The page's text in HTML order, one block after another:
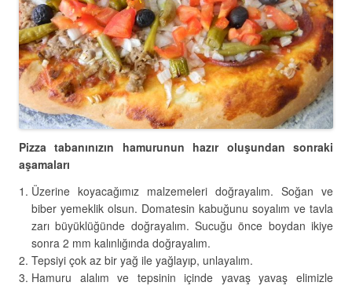
Pizza tabanınızın hamurunun hazır oluşundan sonraki
aşamaları
Üzerine koyacağımız malzemeleri doğrayalım. Soğan ve
biber yemeklik olsun. Domatesin kabuğunu soyalım ve tavla
zarı büyüklüğünde doğrayalım. Sucuğu önce boydan ikiye
sonra 2 mm kalınlığında doğrayalım.
Tepsiyi çok az bir yağ ile yağlayıp, unlayalım.
Hamuru alalım ve tepsinin içinde yavaş yavaş elimizle